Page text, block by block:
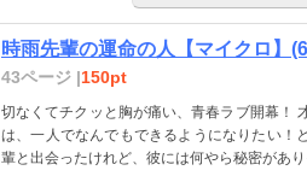
時雨先輩の運命の人【マイクロ】
43ページ |150pt
切なくてチクッと胸が痛い、青春ラブ開幕！ 才色兼備な姉に比べ、見た目も中身もふつーな女子高生・苗
は、一人でなんでもできるようになりたい！
輩と出会ったけれど、彼には何やら秘密があ